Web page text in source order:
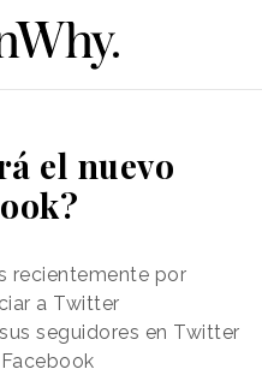
el nuevo
recientemente por
a Twitter
seguidores en Twitter